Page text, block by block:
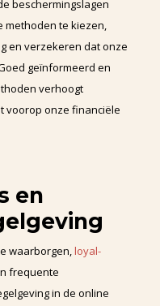
beschermingslagen
methoden te kiezen,
en verzekeren dat onze
geïnformeerd en
verhoogt
voorop onze financiële
en
waarborgen,loyal-
frequente
in de online